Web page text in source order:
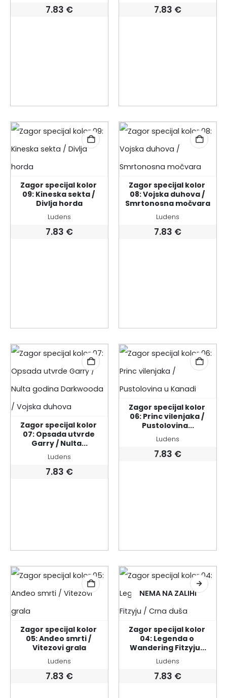
7.83 € 7.83 €
Zagor specijal kolor
09: Kineska sekta /
Divlja horda
Ludens
7.83 €
Zagor specijal kolor
08: Vojska duhova /
Smrtonosna močvara
Ludens
7.83 €
Zagor specijal kolor
07: Opsada utvrde
Garry / Nulta...
Ludens
7.83 €
Zagor specijal kolor
06: Princ vilenjaka /
Pustolovina...
Ludens
7.83 €
Zagor specijal kolor
05: Anđeo smrti /
Vitezovi grala
Ludens
7.83 €
NEMA NA ZALIHI
Zagor specijal kolor
04: Legenda o
Wandering Fitzyju...
Ludens
7.83 €